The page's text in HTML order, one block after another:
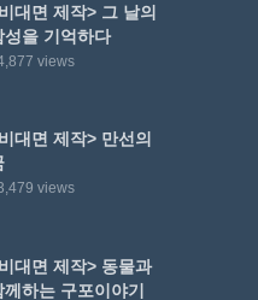
대면 제작> 그 날의
성을 기억하다
views
대면 제작> 만선의
views
대면 제작> 동물과
께하는 구포이야기